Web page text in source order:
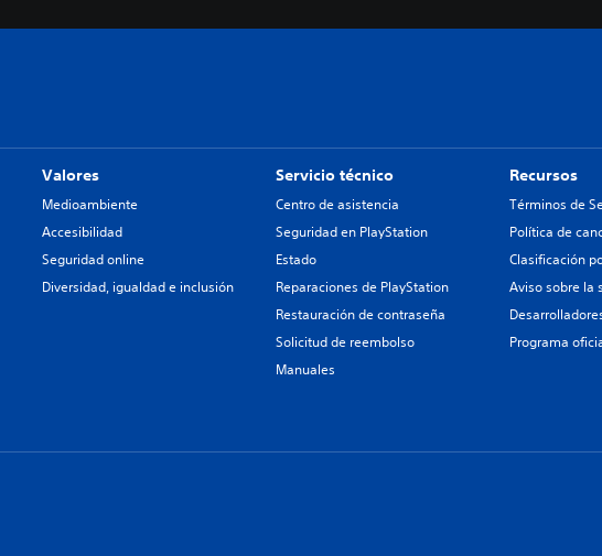
Valores
Medioambiente
Accesibilidad
Seguridad online
Diversidad, igualdad e inclusión
Servicio técnico
Centro de asistencia
Seguridad en PlayStation
Estado
Reparaciones de PlayStation
Restauración de contraseña
Solicitud de reembolso
Manuales
Recursos
Términos de
Política de
Clasificación
Aviso sobre la
Programa